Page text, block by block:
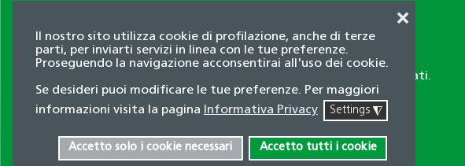
Il nostro sito utilizza cookie di profilazione, anche di terze
parti, per inviarti servizi in linea con le tue preferenze.
Proseguendo la navigazione acconsentirai all'uso dei cookie.
Se desideri puoi modificare le tue preferenze. Per maggiori
informazioni visita la pagina
Informativa Privacy Settings ◮
Accetto solo i cookie necessari Accetto tutti i cookie
❌
Informativa privacy
© 2026 Associazione TicinoEnergia. Tutti i diritti riservati.
Credits